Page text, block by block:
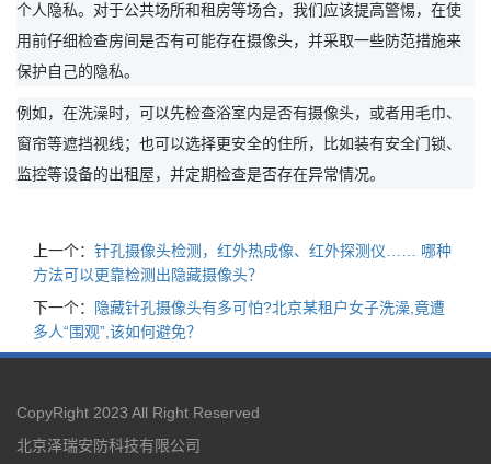
个人隐私。对于公共场所和租房等场合，我们应该提高警惕，在使
用前仔细检查房间是否有可能存在摄像头，并采取一些防范措施来
保护自己的隐私。
例如，在洗澡时，可以先检查浴室内是否有摄像头，或者用毛巾、
窗帘等遮挡视线；也可以选择更安全的住所，比如装有安全门锁、
监控等设备的出租屋，并定期检查是否存在异常情况。
上一个： 针孔摄像头检测，红外热成像、红外探测仪…… 哪种
方法可以更靠检测出隐藏摄像头？
下一个：
隐藏针孔摄像头有多可怕?北京某租户女子洗澡,竟遭
多人“围观”,该如何避免？
CopyRight 2023 All Right Reserved
北京泽瑞安防科技有限公司